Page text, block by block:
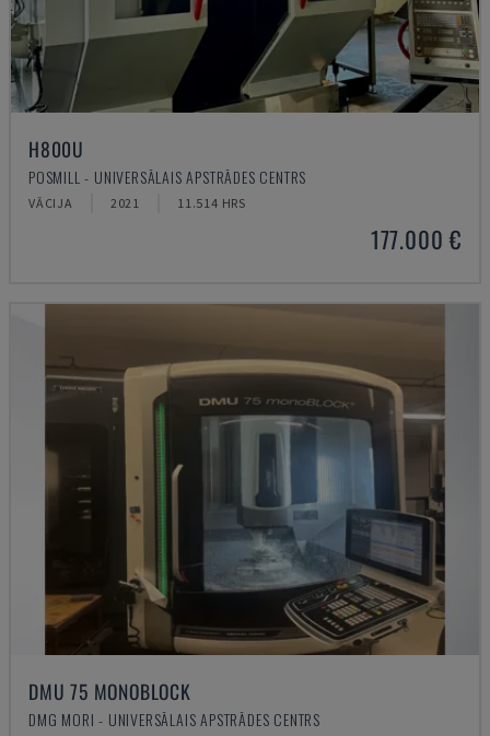
H800U
POSMILL - UNIVERSĀLAIS APSTRĀDES CENTRS
VĀCIJA 2021 11.514 HRS
177.000 €
DMU 75 MONOBLOCK
DMG MORI - UNIVERSĀLAIS APSTRĀDES CENTRS